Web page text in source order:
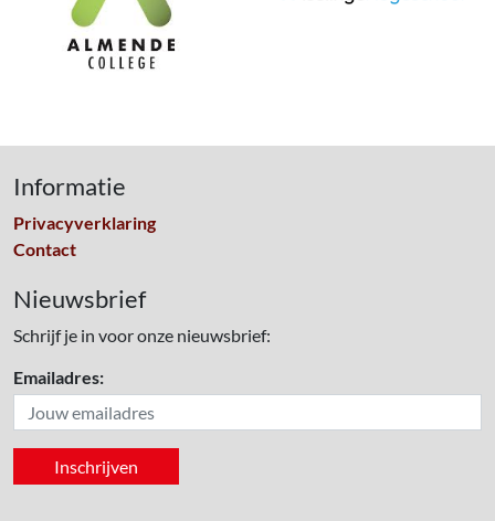
Informatie
Privacyverklaring
Contact
Nieuwsbrief
Schrijf je in voor onze nieuwsbrief:
Emailadres: